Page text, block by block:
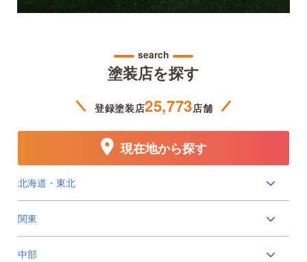
search
塗装店を探す
登録塗装店25,773店舗
北海道・東北
関東
中部
現在地から探す